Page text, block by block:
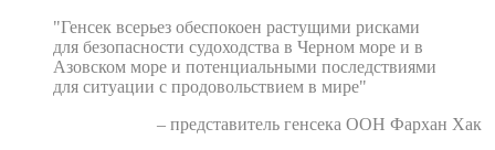
"Генсек всерьез обеспокоен растущими рисками
для безопасности судоходства в Черном море и в
Азовском море и потенциальными последствиями
для ситуации с продовольствием в мире"
– представитель генсека ООН Фархан Хак